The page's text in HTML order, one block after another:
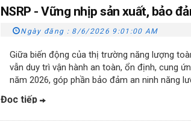
NSRP - Vững nhịp sản xuất, bảo
Ngày đăng : 8/6/2026 9:01:00 AM
Giữa biến động của thị trường năng lượng
vẫn duy trì vận hành an toàn, ổn định, cung
năm 2026, góp phần bảo đảm an ninh năng
Đọc tiếp